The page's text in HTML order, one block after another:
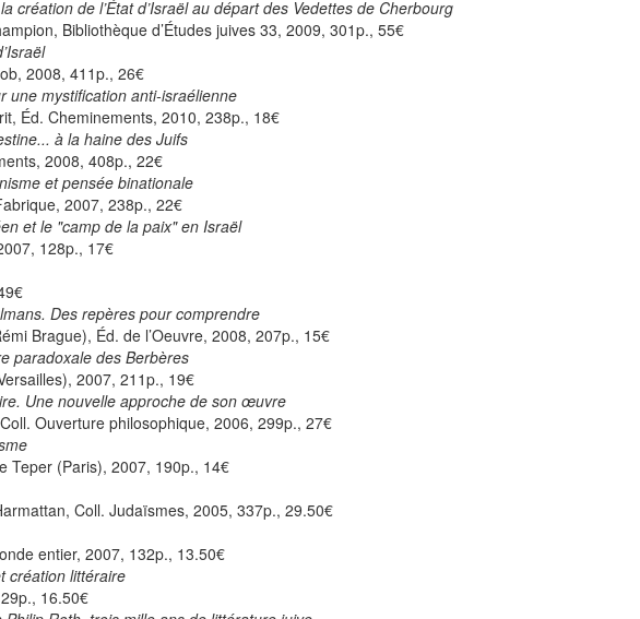
création de l’État d’Israël au départ des Vedettes de Cherbourg
Bibliothèque d’Études juives 33, 2009, 301p., 55€
2008, 411p., 26€
une mystification anti-israélienne
Éd. Cheminements, 2010, 238p., 18€
à la haine des Juifs
2008, 408p., 22€
et pensée binationale
2007, 238p., 22€
et le "camp de la paix" en Israël
128p., 17€
Des repères pour comprendre
Brague), Éd. de l’Oeuvre, 2008, 207p., 15€
paradoxale des Berbères
2007, 211p., 19€
Une nouvelle approche de son œuvre
Ouverture philosophique, 2006, 299p., 27€
Teper (Paris), 2007, 190p., 14€
Coll. Judaïsmes, 2005, 337p., 29.50€
entier, 2007, 132p., 13.50€
création littéraire
16.50€